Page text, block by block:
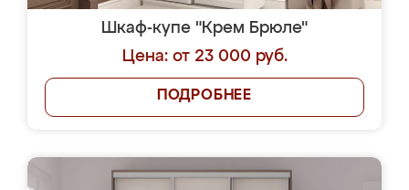
Шкаф-купе "Крем Брюле"
Цена: от 23 000 руб.
ПОДРОБНЕЕ